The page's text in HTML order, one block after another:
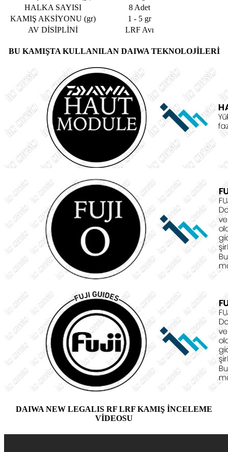
HALKA SAYISI
8 Adet
KAMIŞ AKSİYONU (gr)
1 - 5 gr
AV DİSİPLİNİ
LRF Avı
BU KAMIŞTA KULLANILAN DAIWA TEKNOLOJİLERİ
DAIWA NEW LEGALIS RF LRF KAMIŞ İNCELEME
VİDEOSU